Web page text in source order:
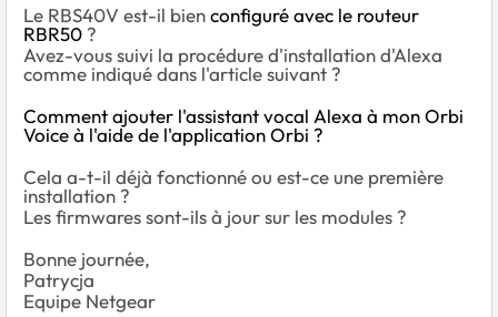
Le RBS40V est-il bienconfiguré avec le routeur
RBR50 ?
Avez-vous suivi la procédure d'installation d'Alexa
comme indiqué dans l'article suivant ?
Comment ajouter l'assistant vocal Alexa à mon Orbi
Voice à l'aide de l'application Orbi ?
Cela a-t-il déjà fonctionné ou est-ce une première
installation ?
Les firmwares sont-ils à jour sur les modules ?
Bonne journée,
Patrycja
Equipe Netgear